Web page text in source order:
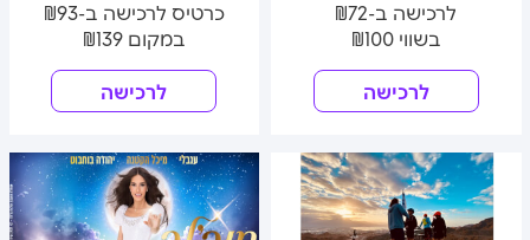
כרטיס לרכישה ב-₪93
במקום ₪139
לרכישה
לרכישה ב-₪72
בשווי ₪100
לרכישה